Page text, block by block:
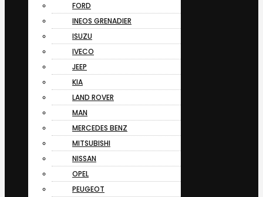
FORD
INEOS GRENADIER
ISUZU
IVECO
JEEP
KIA
LAND ROVER
MAN
MERCEDES BENZ
MITSUBISHI
NISSAN
OPEL
PEUGEOT